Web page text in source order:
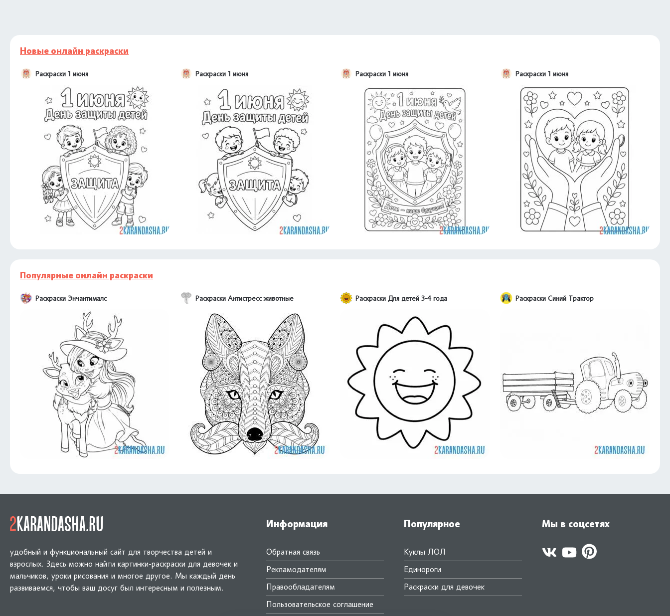
Новые онлайн раскраски
Раскраски 1 июня Раскраски 1 июня Раскраски 1 июня Раскраски 1 июня
Популярные онлайн раскраски
Раскраски Энчантималс Раскраски Антистресс животные Раскраски Для детей 3-4 года Раскраски Синий Трактор
удобный и функциональный сайт для творчества детей и
взрослых. Здесь можно найти картинки-раскраски для девочек и
мальчиков, уроки рисования и многое другое. Мы каждый день
развиваемся, чтобы ваш досуг был интересным и полезным.
Информация
Обратная связь
Рекламодателям
Правообладателям
Пользовательское соглашение
Популярное
Куклы ЛОЛ
Единороги
Раскраски для девочек
Мы в соцсетях